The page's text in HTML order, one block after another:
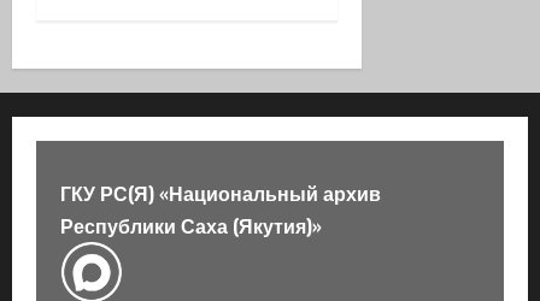
и
я
з
а
п
ГКУ РС(Я) «Национальный архив
Республики Саха (Якутия)»